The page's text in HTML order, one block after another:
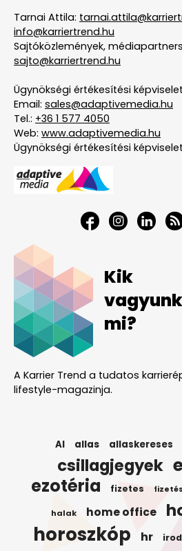
Tarnai Attila:
info@karriertrend.hu
Sajtóközlemények,
sajto@karriertrend.hu
Ügynökségi értékesítési
Email: sales@adaptivemedia.hu
Tel.: +36 1 577 4050
Web: www.adaptivemedia.hu
Ügynökségi értékesítési
Kik
vagyunk
mi?
A Karrier Trend a tudatos
lifestyle-magazinja.
AI allas allaskereses
csillagjegyek
ezotéria fizetes fizetés
halak home office
horoszkóp hr